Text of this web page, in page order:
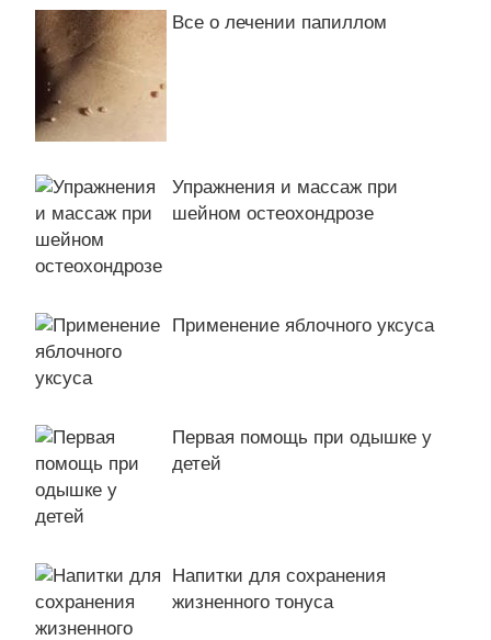
Все о лечении папиллом
Упражнения и массаж при
шейном остеохондрозе
Применение яблочного уксуса
Первая помощь при одышке у
детей
Напитки для сохранения
жизненного тонуса